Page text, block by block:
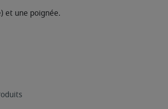
et une poignée.